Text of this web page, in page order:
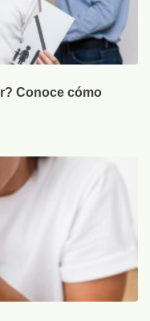
Conoce cómo